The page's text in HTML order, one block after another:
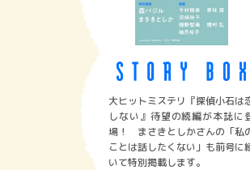
大ヒットミステリ『探偵小石は
しない』待望の続編が本誌に
場！ まさきとしかさんの「私
ことは話したくない」も前号に
いて特別掲載します。